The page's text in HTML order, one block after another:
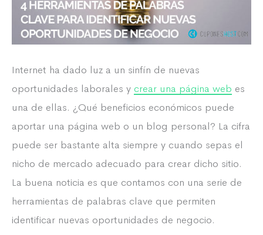
Internet ha dado luz a un sinfín de nuevas
oportunidades laborales y crear una página web es
una de ellas. ¿Qué beneficios económicos puede
aportar una página web o un blog personal? La cifra
puede ser bastante alta siempre y cuando sepas el
nicho de mercado adecuado para crear dicho sitio.
La buena noticia es que contamos con una serie de
herramientas de palabras clave que permiten
identificar nuevas oportunidades de negocio.